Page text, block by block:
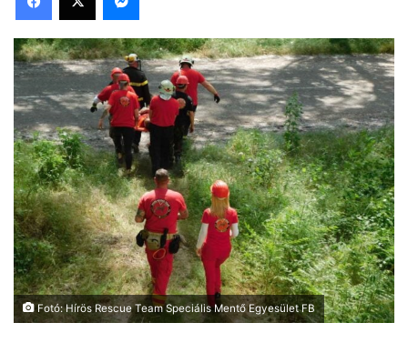
Fotó: Hírös Rescue Team Speciális Mentő Egyesület FB